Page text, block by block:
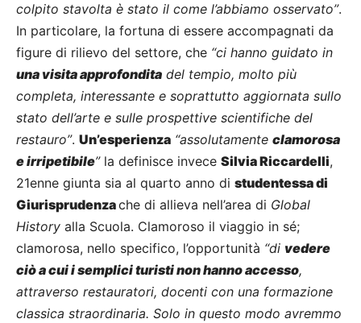
colpito stavolta è stato il come l’abbiamo osservato”.
In particolare, la fortuna di essere accompagnati da
figure di rilievo del settore, che “ci hanno guidato in
una visita approfondita del tempio, molto più
completa, interessante e soprattutto aggiornata sullo
stato dell’arte e sulle prospettive scientifiche del
restauro”. Un’esperienza “assolutamente clamorosa
e irripetibile”la definisce invece Silvia Riccardelli,
21enne giunta sia al quarto anno di studentessa di
Giurisprudenzache di allieva nell’area di Global
History alla Scuola. Clamoroso il viaggio in sé;
clamorosa, nello specifico, l’opportunità “di vedere
ciò a cui i semplici turisti non hanno accesso,
attraverso restauratori, docenti con una formazione
classica straordinaria. Solo in questo modo avremmo